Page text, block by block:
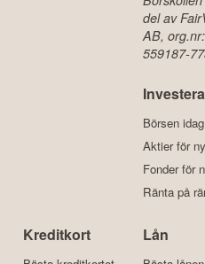
del av
AB, org.nr:
559187-
Investera
Börsen idag
Aktier för
Fonder för
Ränta på
Kreditkort Lån